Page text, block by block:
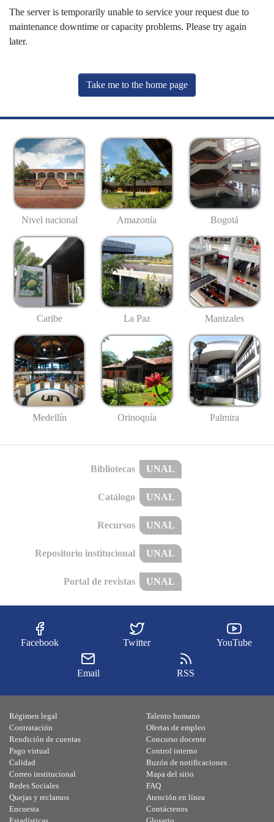
The server is temporarily unable to service your request due to
maintenance downtime or capacity problems. Please try again
later.
Take me to the home page
Nivel nacional Amazonía Bogotá
Caribe La Paz Manizales
Medellín Orinoquía Palmira
Bibliotecas UNAL
Catálogo UNAL
Recursos UNAL
Repositorio institucional UNAL
Portal de revistas UNAL
Facebook Twitter YouTube
Email RSS
Régimen legal
Contratación
Rendición de cuentas
Pago virtual
Calidad
Talento humano
Ofertas de empleo
Concurso docente
Control interno
Buzón de notificaciones
Correo institucional
Redes Sociales
Quejas y reclamos
Encuesta
Mapa del sitio
FAQ
Atención en línea
Contáctenos